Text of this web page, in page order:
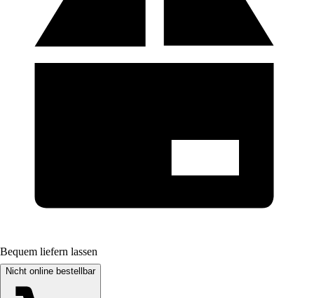
Bequem liefern lassen
Nicht online bestellbar